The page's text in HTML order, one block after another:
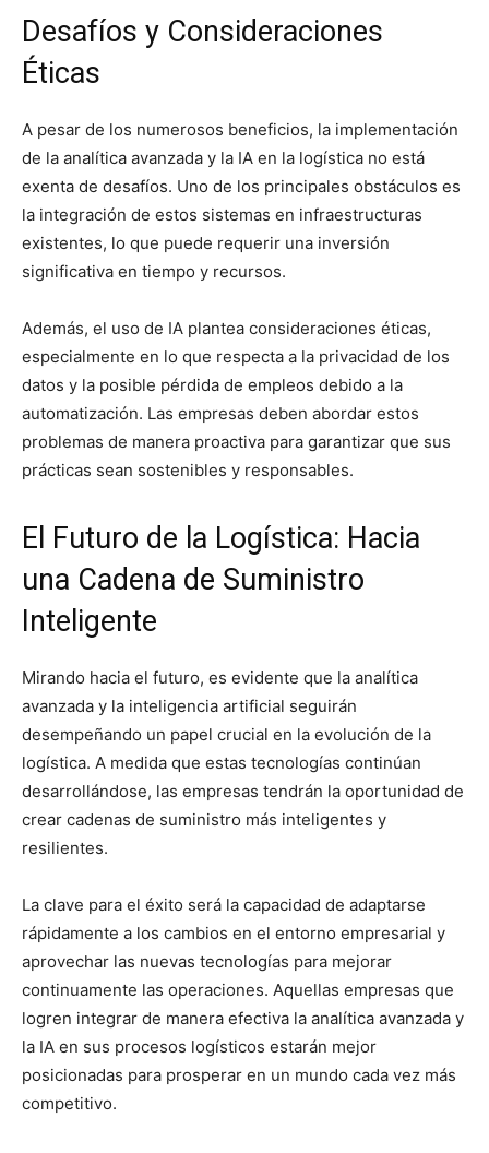
Desafíos y Consideraciones
Éticas
A pesar de los numerosos beneficios, la implementación
de la analítica avanzada y la IA en la logística no está
exenta de desafíos. Uno de los principales obstáculos es
la integración de estos sistemas en infraestructuras
existentes, lo que puede requerir una inversión
significativa en tiempo y recursos.
Además, el uso de IA plantea consideraciones éticas,
especialmente en lo que respecta a la privacidad de los
datos y la posible pérdida de empleos debido a la
automatización. Las empresas deben abordar estos
problemas de manera proactiva para garantizar que sus
prácticas sean sostenibles y responsables.
El Futuro de la Logística: Hacia
una Cadena de Suministro
Inteligente
Mirando hacia el futuro, es evidente que la analítica
avanzada y la inteligencia artificial seguirán
desempeñando un papel crucial en la evolución de la
logística. A medida que estas tecnologías continúan
desarrollándose, las empresas tendrán la oportunidad de
crear cadenas de suministro más inteligentes y
resilientes.
La clave para el éxito será la capacidad de adaptarse
rápidamente a los cambios en el entorno empresarial y
aprovechar las nuevas tecnologías para mejorar
continuamente las operaciones. Aquellas empresas que
logren integrar de manera efectiva la analítica avanzada y
la IA en sus procesos logísticos estarán mejor
posicionadas para prosperar en un mundo cada vez más
competitivo.